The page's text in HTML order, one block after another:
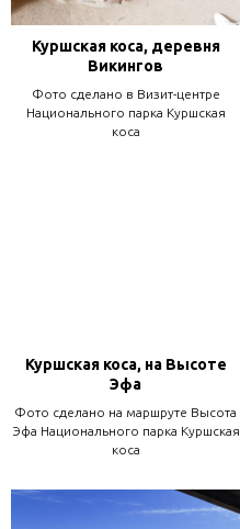
Куршская коса, деревня
Викингов
Фото сделано в Визит-центре
Национального парка Куршская
коса
Куршская коса, на Высоте
Эфа
Фото сделано на маршруте Высота
Эфа Национального парка Куршская
коса